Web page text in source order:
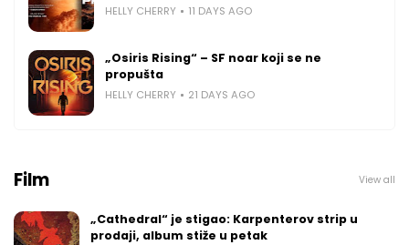
HELLY CHERRY 11 DAYS AGO
„Osiris Rising“ – SF noar koji se ne
propušta
HELLY CHERRY 21 DAYS AGO
Film View all
„Cathedral“ je stigao: Karpenterov strip u
prodaji, album stiže u petak